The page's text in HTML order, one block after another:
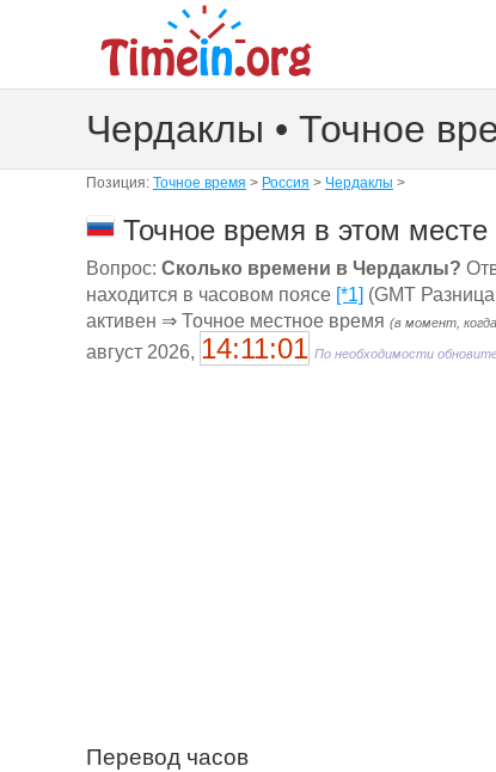
Чердаклы • Точное
Позиция: Точное время > Россия > Чердаклы >
Точное время в этом
Вопрос: Сколько времени в Чердаклы?
находится в часовом поясе [*1] (GMT
активен ⇒ Точное местное время (в момент,
август 2026, 14:11:02 По необходимости
Перевод часов